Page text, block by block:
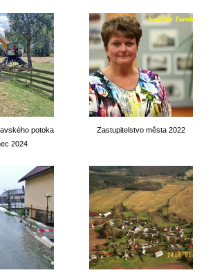
potoka
2024
Zastupitelstvo města 2022